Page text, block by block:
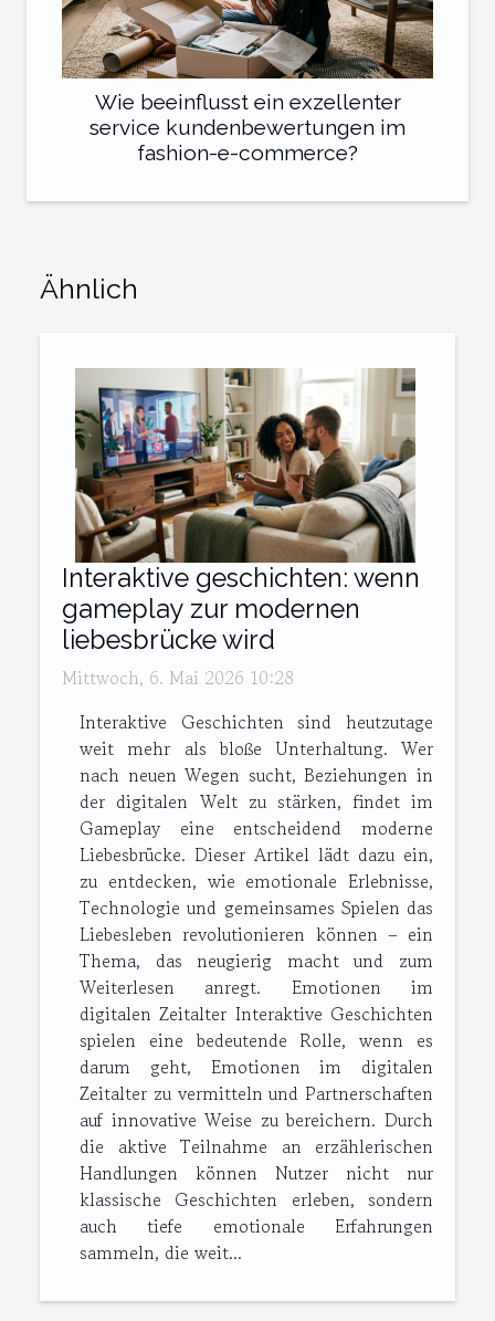
Wie beeinflusst ein exzellenter
service kundenbewertungen im
fashion-e-commerce?
Ähnlich
Interaktive geschichten: wenn
gameplay zur modernen
liebesbrücke wird
Mittwoch, 6. Mai 2026 10:28
Interaktive Geschichten sind heutzutage
weit mehr als bloße Unterhaltung. Wer
nach neuen Wegen sucht, Beziehungen in
der digitalen Welt zu stärken, findet im
Gameplay eine entscheidend moderne
Liebesbrücke. Dieser Artikel lädt dazu ein,
zu entdecken, wie emotionale Erlebnisse,
Technologie und gemeinsames Spielen das
Liebesleben revolutionieren können – ein
Thema, das neugierig macht und zum
Weiterlesen anregt. Emotionen im
digitalen Zeitalter Interaktive Geschichten
spielen eine bedeutende Rolle, wenn es
darum geht, Emotionen im digitalen
Zeitalter zu vermitteln und Partnerschaften
auf innovative Weise zu bereichern. Durch
die aktive Teilnahme an erzählerischen
Handlungen können Nutzer nicht nur
klassische Geschichten erleben, sondern
auch tiefe emotionale Erfahrungen
sammeln, die weit...